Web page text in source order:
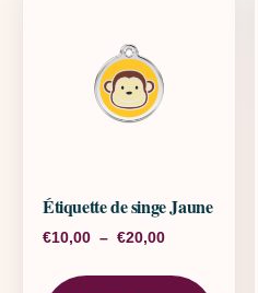
Étiquette de singe Jaune
€10,00 – €20,00Plage de
Ce